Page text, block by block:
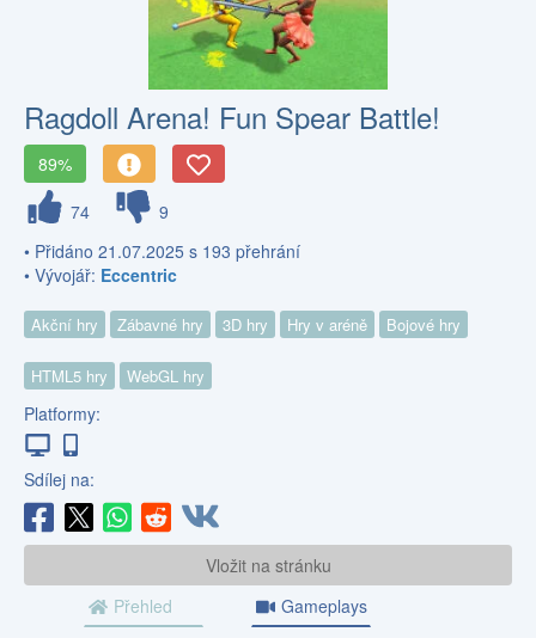
Ragdoll Arena! Fun Spear Battle!
89%
74
9
• Přidáno 21.07.2025 s 193 přehrání
• Vývojář: Eccentric
Akční hry Zábavné hry 3D hry Hry v aréně Bojové hry
HTML5 hry WebGL hry
Platformy:
Sdílej na:
Vložit na stránku
Přehled
Gameplays